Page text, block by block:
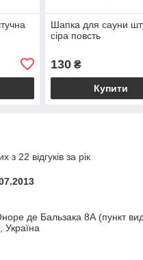
Шапка для сауни
сіра повсть
130₴
Купити
з 22 відгуків за рік
де Бальзака 8А (пункт
Україна